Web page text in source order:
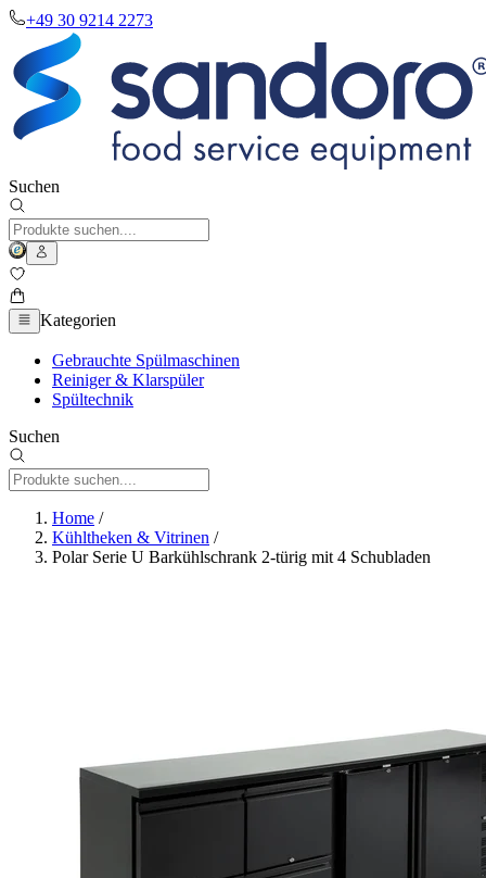
+49 30 9214 2273
Suchen
Kategorien
Gebrauchte Spülmaschinen
Reiniger & Klarspüler
Spültechnik
Suchen
Home /
Kühltheken & Vitrinen /
Polar Serie U Barkühlschrank 2-türig mit 4 Schubladen